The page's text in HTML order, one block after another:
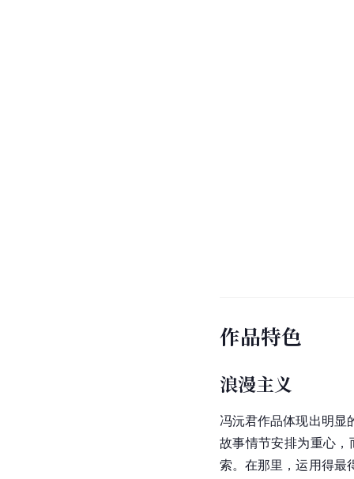
作品特色
浪漫主义
冯沅君作品体现出明显
故事情节安排为重心
索。在那里，运用得最